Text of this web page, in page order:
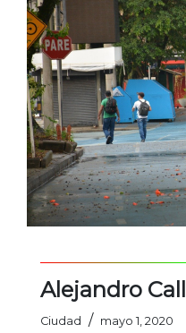
Alejandro
Ciudad / mayo 1, 2020